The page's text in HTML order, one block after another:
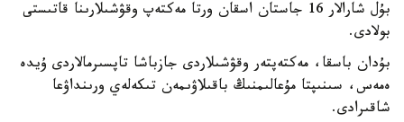
بۇل شارالار 16 جاستان اسقان ورتا مەكتەپ وقۋشىلارىنا قاتىستى
بولادى.
بۇدان باسقا، مەكتەپتەر وقۋشىلاردى جازباشا تاپسىرمالاردى ۇيدە
ەمەس، سىنىپتا مۇعالىمنىڭ باقىلاۋىمەن تىكەلەي ورىنداۋعا
شاقىرادى.